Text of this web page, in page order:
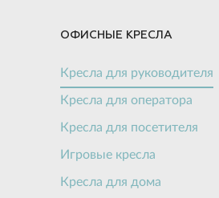
ОФИСНЫЕ КРЕСЛА
Кресла для руководителя
Кресла для оператора
Кресла для посетителя
Игровые кресла
Кресла для дома